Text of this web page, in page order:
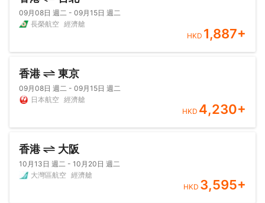
09月08日 週二 - 09月15日 週二
長榮航空 經濟艙
HKD 1,887+
香港 東京
09月08日 週二 - 09月15日 週二
日本航空 經濟艙
HKD 4,230+
香港 大阪
10月13日 週二 - 10月20日 週二
大灣區航空 經濟艙
HKD 3,595+